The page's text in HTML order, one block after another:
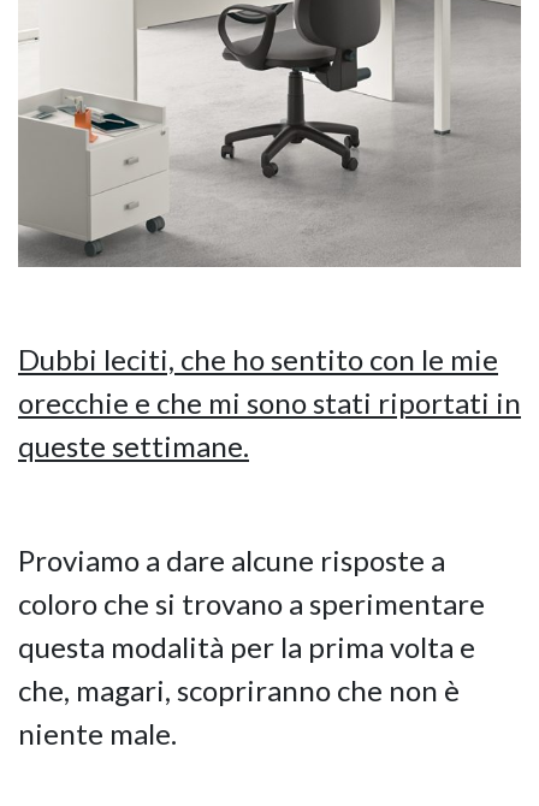
Dubbi leciti, che ho sentito con le mie
orecchie e che mi sono stati riportati in
queste settimane.
Proviamo a dare alcune risposte a
coloro che si trovano a sperimentare
questa modalità per la prima volta e
che, magari, scopriranno che non è
niente male.